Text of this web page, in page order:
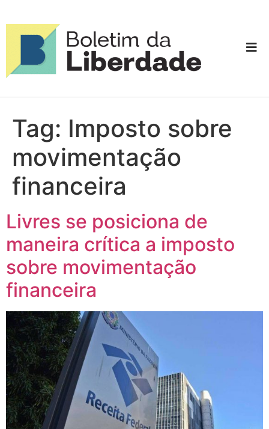
Tag: Imposto sobre
movimentação
financeira
Livres se posiciona de
maneira crítica a imposto
sobre movimentação
financeira